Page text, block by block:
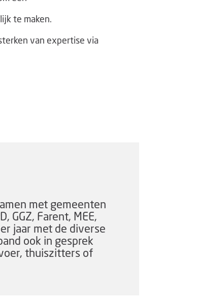
te maken.
van expertise via
met gemeenten
GGZ, Farent, MEE,
jaar met de diverse
ook in gesprek
thuiszitters of